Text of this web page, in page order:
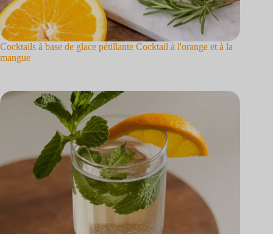
Cocktails à base de glace pétillante Cocktail à l'orange et à la
mangue